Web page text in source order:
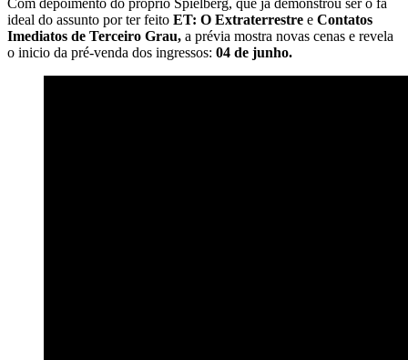
ideal do assunto por ter feito ET: O Extraterrestre e Contatos
Imediatos de Terceiro Grau, a prévia mostra novas cenas e revela
o inicio da pré-venda dos ingressos: 04 de junho.